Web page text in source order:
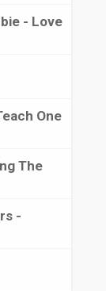
- Love
One
The
-